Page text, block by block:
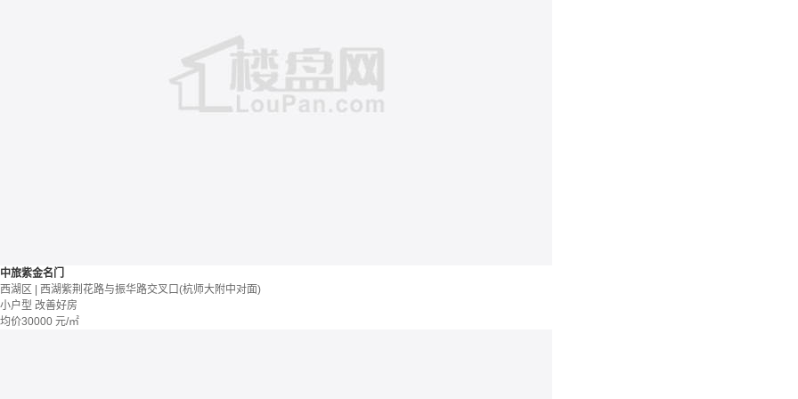
中旅紫金名门
西湖区 | 西湖紫荆花路与振华路交叉口(杭师大附中对面)
小户型 改善好房
均价30000 元/㎡